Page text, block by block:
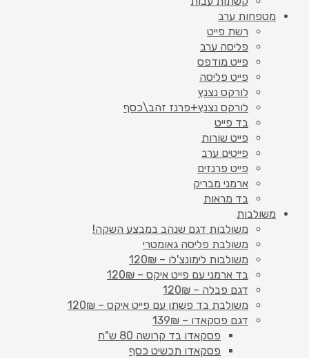
מטפחות ערב
רשת פייט
פליסה ערב
פייט מודפס
פייט פליסה
לורקס נצנץ
לורקס נצנץ+פרנז זהב\כסף
בד פייט
פייט שורות
פייטים ערב
פייט פרנזים
ארמני מבריק
בד מראות
משולבות
משולבות דגם שנהב במבצע השקה!
משולבת פליסה גאומטרי
משולבות לימונצ'לו – 120₪
בד ארמני עם פייט איקס – 120₪
דגם פבלה – 120₪
משולבת בד פשתן עם פייט איקס – 120₪
דגם פסקאדו – 139₪
פסקאדו בד קרושה 80 ש"ח
פסקאדו תכשיט כסף